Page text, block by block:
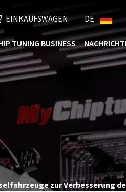
EINKAUFSWAGEN DE
TUNING BUSINESS
zur Verbesserung